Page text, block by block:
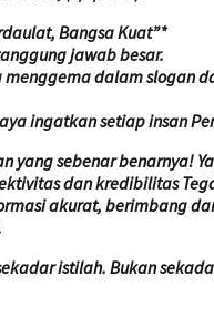
Bangsa Kuat”*
jawab besar.
dalam slogan
ingatkan setiap insan
yang sebenar benarnya!
dan kredibilitas
akurat, berimbang
istilah. Bukan